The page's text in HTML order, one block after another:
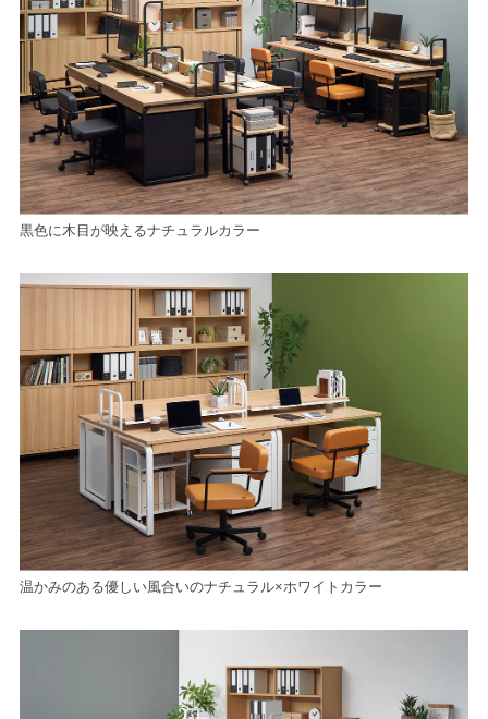
黒色に木目が映えるナチュラルカラー
温かみのある優しい風合いのナチュラル×ホワイトカラー